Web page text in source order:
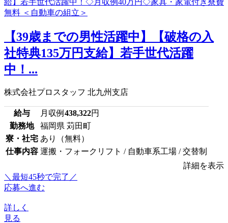
【39歳までの男性活躍中】【破格の入
社特典135万円支給】若手世代活躍
中！...
株式会社プロスタッフ 北九州支店
給与 月収例 438,322円
勤務地
福岡県 苅田町
寮・社宅 あり（無料）
仕事内容 運搬・フォークリフト / 自動車系工場 / 交替制
詳細を表示
＼最短45秒で完了／
応募へ進む
詳しく
見る